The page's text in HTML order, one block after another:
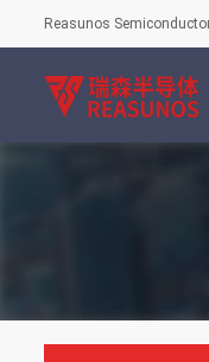
Reasunos